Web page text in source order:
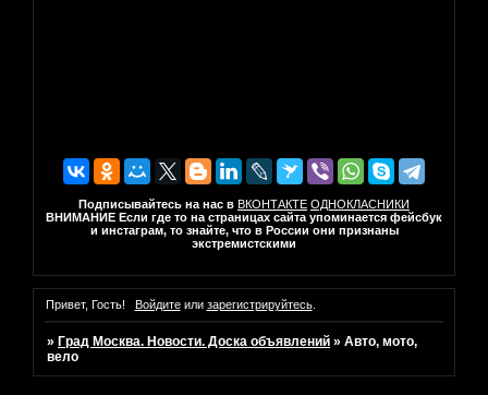
Подписывайтесь на нас в ВКОНТАКТЕ ОДНОКЛАСНИКИ
ВНИМАНИЕ Если где то на страницах сайта упоминается фейсбук
и инстаграм, то знайте, что в России они признаны
экстремистскими
Привет, Гость! Войдитеили зарегистрируйтесь.
» Град Москва. Новости. Доска объявлений »Авто, мото,
вело